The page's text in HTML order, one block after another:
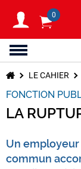
0
LE CAHIER
FONCTION
LA
Un
commun